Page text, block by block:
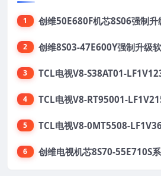
1 创维50E680F机芯8S06强制升
2 创维8S03-47E600Y强制升级
3
4
5
6 创维电视机芯8S70-55E710S